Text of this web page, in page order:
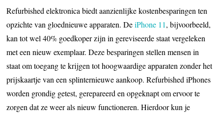
Refurbished elektronica biedt aanzienlijke kostenbesparingen ten
opzichte van gloednieuwe apparaten. DeiPhone 11, bijvoorbeeld,
kan tot wel 40% goedkoper zijn in gereviseerde staat vergeleken
met een nieuw exemplaar. Deze besparingen stellen mensen in
staat om toegang te krijgen tot hoogwaardige apparaten zonder het
prijskaartje van een splinternieuwe aankoop. Refurbished iPhones
worden grondig getest, gerepareerd en opgeknapt om ervoor te
zorgen dat ze weer als nieuw functioneren. Hierdoor kun je